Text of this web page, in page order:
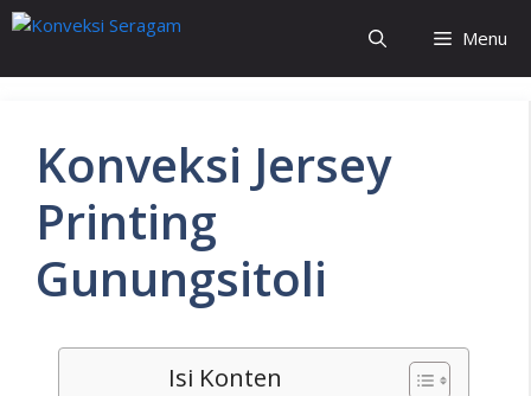
Menu
Konveksi Jersey
Printing
Gunungsitoli
Isi Konten